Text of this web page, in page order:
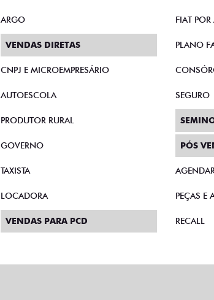
ARGO
VENDAS DIRETAS
CNPJ E MICROEMPRESÁRIO
AUTOESCOLA
PRODUTOR RURAL
GOVERNO
TAXISTA
LOCADORA
VENDAS PARA PCD
FIAT
PLANO
SEGURO
PÓS
PEÇAS E
RECALL